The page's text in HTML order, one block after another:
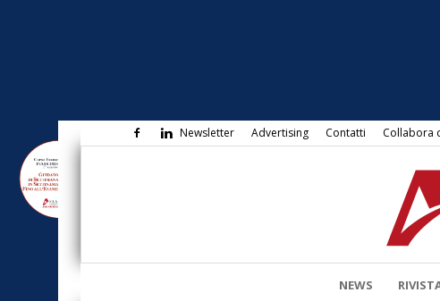
Newsletter Advertising Contatti Collabora
NEWS